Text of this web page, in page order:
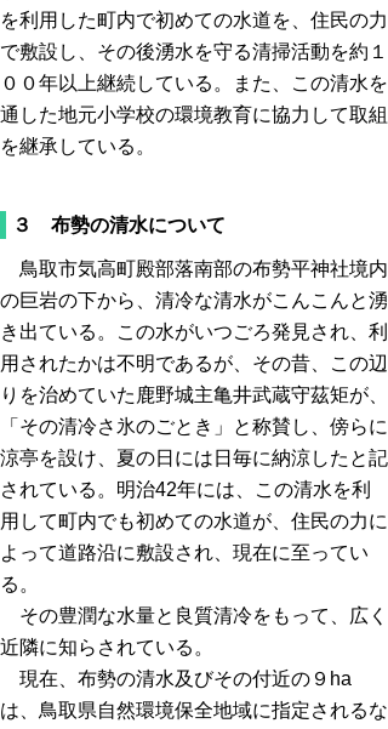
を利用した町内で初めての水道を、住民の力
で敷設し、その後湧水を守る清掃活動を約１
００年以上継続している。また、この清水を
通した地元小学校の環境教育に協力して取組
を継承している。
３ 布勢の清水について
鳥取市気高町殿部落南部の布勢平神社境内
の巨岩の下から、清冷な清水がこんこんと湧
き出ている。この水がいつごろ発見され、利
用されたかは不明であるが、その昔、この辺
りを治めていた鹿野城主亀井武蔵守茲矩が、
「その清冷さ氷のごとき」と称賛し、傍らに
涼亭を設け、夏の日には日毎に納涼したと記
されている。明治42年には、この清水を利
用して町内でも初めての水道が、住民の力に
よって道路沿に敷設され、現在に至ってい
る。
その豊潤な水量と良質清冷をもって、広く
近隣に知らされている。
現在、布勢の清水及びその付近の９ha
は、鳥取県自然環境保全地域に指定されるな